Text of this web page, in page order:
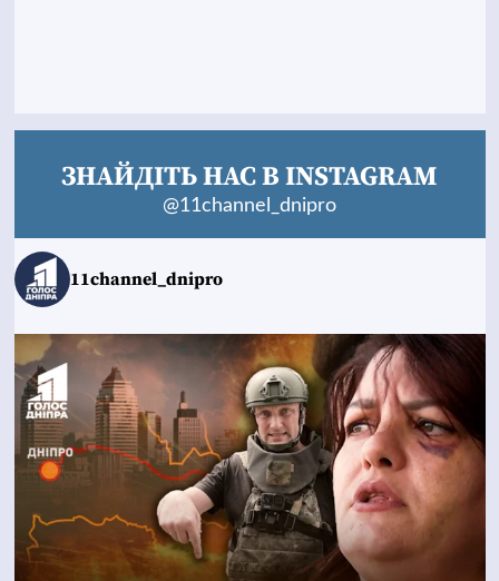
ЗНАЙДІТЬ НАС В INSTAGRAM
@11channel_dnipro
11channel_dnipro